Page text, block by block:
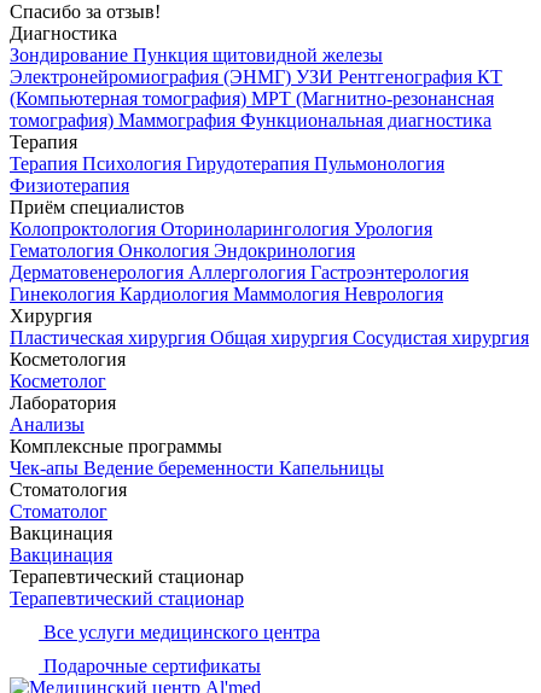
Спасибо за отзыв!
Диагностика
Зондирование Пункция щитовидной железы
Электронейромиография (ЭНМГ) УЗИ Рентгенография КТ
(Компьютерная томография) МРТ (Магнитно-резонансная
томография) Маммография Функциональная диагностика
Терапия
Терапия Психология Гирудотерапия Пульмонология
Физиотерапия
Приём специалистов
Колопроктология Оториноларингология Урология
Гематология Онкология Эндокринология
Дерматовенерология Аллергология Гастроэнтерология
Гинекология Кардиология Маммология Неврология
Хирургия
Пластическая хирургия Общая хирургия Сосудистая хирургия
Косметология
Косметолог
Лаборатория
Анализы
Комплексные программы
Чек-апы Ведение беременности Капельницы
Стоматология
Стоматолог
Вакцинация
Вакцинация
Терапевтический стационар
Терапевтический стационар
Все услуги медицинского центра
Подарочные сертификаты